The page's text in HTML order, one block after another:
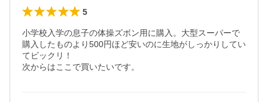
5
小学校入学の息子の体操ズボン用に購入。大型スーパーで
購入したものより500円ほど安いのに生地がしっかりしてい
てビックリ！
次からはここで買いたいです。